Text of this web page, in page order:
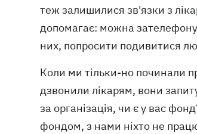
теж залишилися зв'язки з
допомагає: можна
них, попросити подивитися
Коли ми тільки-но починали
дзвонили лікарям, вони
за організація, чи є у вас
фондом, з нами ніхто не